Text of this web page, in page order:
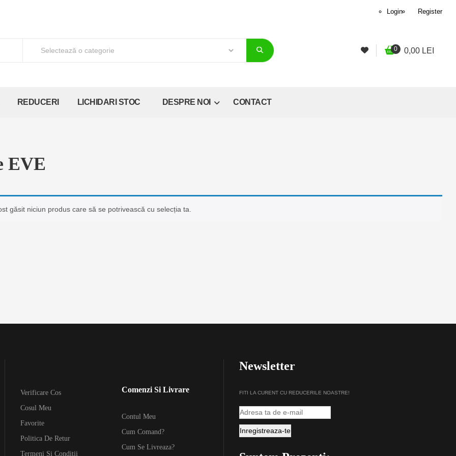
Login Register
0 0,00 LEI
REDUCERI LICHIDARI STOC DESPRE NOI CONTACT
EVE
găsit niciun produs care să se potrivească cu selecția ta.
Verificare Cos
Cosul Meu
Favorite
Politica De Retur
Termeni Si Conditii
Comenzi Si Livrare
Contul Meu
Cum Comand?
Cum Se Livreaza?
Newsletter
FITI LA CURENT CU REDUCERILE NOASTRE!